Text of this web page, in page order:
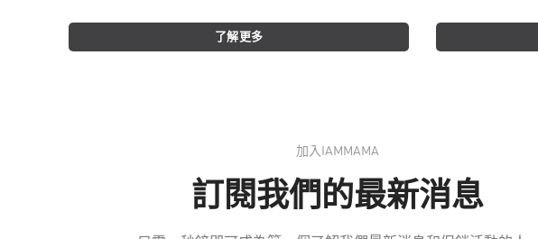
了解更多
加入IAMMAMA
訂閱我們的最新消息